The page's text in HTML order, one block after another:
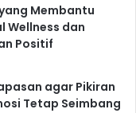
untuk tidur
yang
dan bangun
Membantu
Wellness dan
Positif
agar Pikiran
Tetap Seimbang